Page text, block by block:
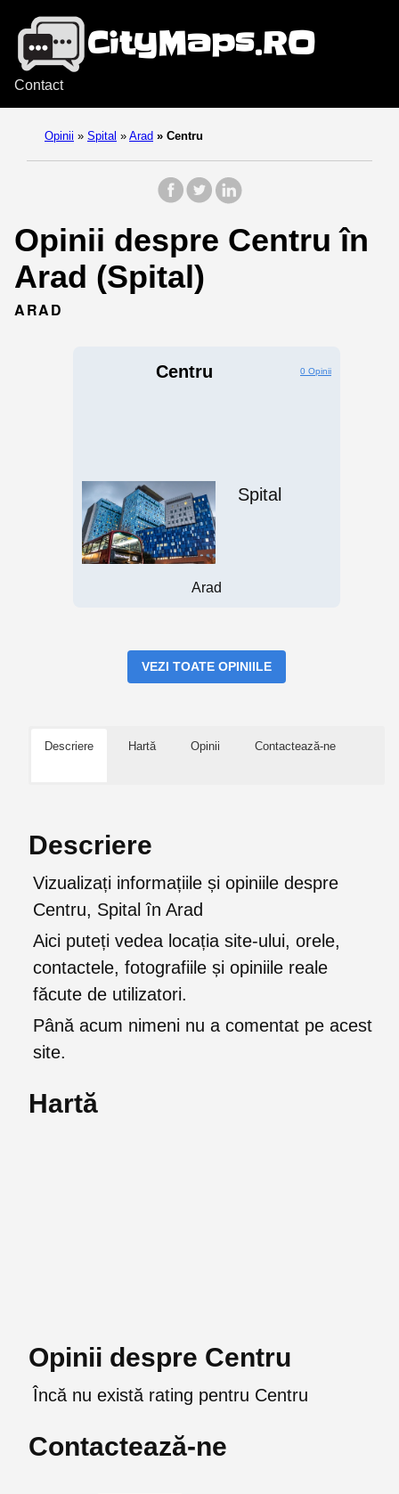
Contact
Opinii » Spital » Arad » Centru
Opinii despre Centru în
Arad (Spital)
ARAD
Centru 0 Opinii
Spital
Arad
VEZI TOATE OPINIILE
Descriere Hartă Opinii Contactează-ne
Descriere
Vizualizați informațiile și opiniile despre
Centru, Spital în Arad
Aici puteți vedea locația site-ului, orele,
contactele, fotografiile și opiniile reale
făcute de utilizatori.
Până acum nimeni nu a comentat pe acest
site.
Hartă
Opinii despre Centru
Încă nu există rating pentru Centru
Contactează-ne